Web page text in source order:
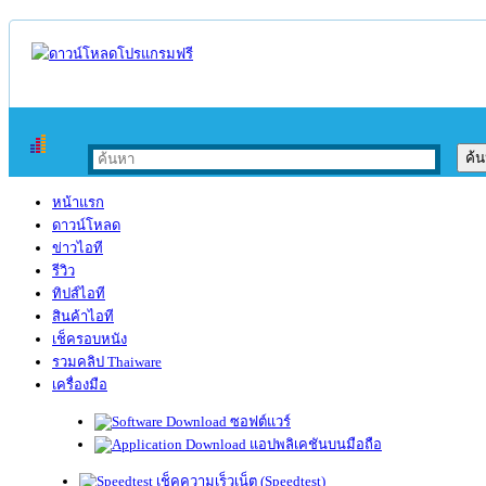
หน้าแรก
ดาวน์โหลด
ข่าวไอที
รีวิว
ทิปส์ไอที
สินค้าไอที
เช็ครอบหนัง
รวมคลิป Thaiware
เครื่องมือ
ซอฟต์แวร์
แอปพลิเคชันบนมือถือ
เช็คความเร็วเน็ต (Speedtest)